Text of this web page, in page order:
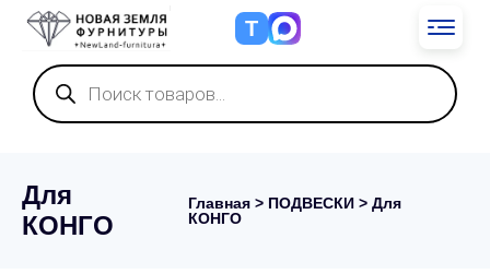
Т
Поиск
товаров
Главная> ПОДВЕСКИ> Для
КОНГО
Для
КОНГО